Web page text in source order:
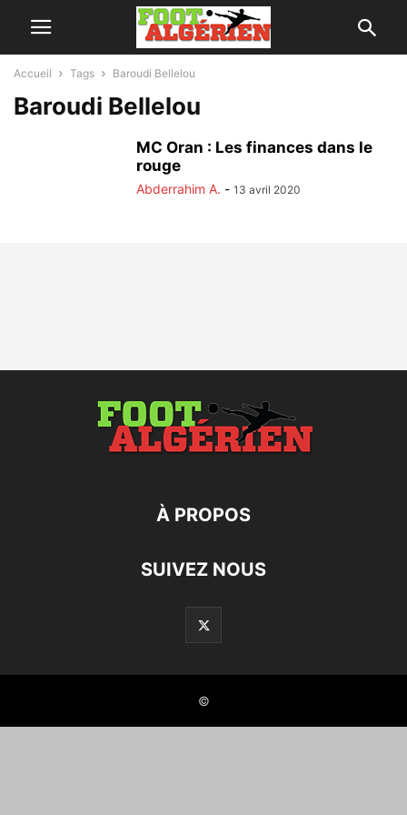
Accueil Tags Baroudi Bellelou
Baroudi Bellelou
MC Oran : Les finances dans le
rouge
Abderrahim A. - 13 avril 2020
À PROPOS
SUIVEZ NOUS
©